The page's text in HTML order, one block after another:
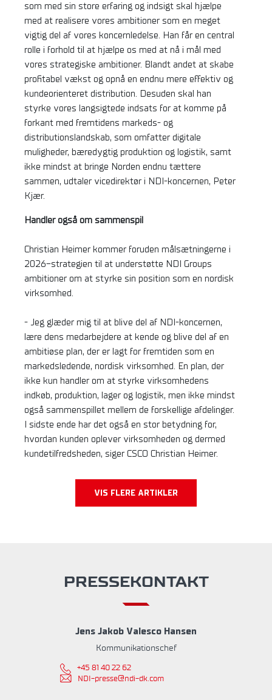
som med sin store erfaring og indsigt skal hjælpe
med at realisere vores ambitioner som en meget
vigtig del af vores koncernledelse. Han får en central
rolle i forhold til at hjælpe os med at nå i mål med
vores strategiske ambitioner. Blandt andet at skabe
profitabel vækst og opnå en endnu mere effektiv og
kundeorienteret distribution. Desuden skal han
styrke vores langsigtede indsats for at komme på
forkant med fremtidens markeds- og
distributionslandskab, som omfatter digitale
muligheder, bæredygtig produktion og logistik, samt
ikke mindst at bringe Norden endnu tættere
sammen, udtaler vicedirektør i NDI-koncernen, Peter
Kjær.
Handler også om sammenspil
Christian Heimer kommer foruden målsætningerne i
2026-strategien til at understøtte NDI Groups
ambitioner om at styrke sin position som en nordisk
virksomhed.
- Jeg glæder mig til at blive del af NDI-koncernen,
lære dens medarbejdere at kende og blive del af en
ambitiøse plan, der er lagt for fremtiden som en
markedsledende, nordisk virksomhed. En plan, der
ikke kun handler om at styrke virksomhedens
indkøb, produktion, lager og logistik, men ikke mindst
også sammenspillet mellem de forskellige afdelinger.
I sidste ende har det også en stor betydning for,
hvordan kunden oplever virksomheden og dermed
kundetilfredsheden, siger CSCO Christian Heimer.
VIS FLERE ARTIKLER
PRESSEKONTAKT
Jens Jakob Valesco Hansen
Kommunikationschef
+45 81 40 22 62
NDI-presse@ndi-dk.com